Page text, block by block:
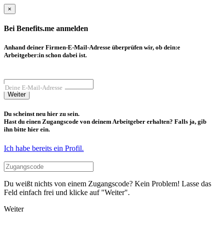
×
Bei Benefits.me anmelden
Anhand deiner Firmen-E-Mail-Adresse überprüfen wir, ob dein:e
Arbeitgeber:in schon dabei ist.
Deine E-Mail-Adresse
Weiter
Du scheinst neu hier zu sein.
Hast du einen Zugangscode von deinem Arbeitgeber erhalten? Falls ja, gib
ihn bitte hier ein.
Ich habe bereits ein Profil.
Du weißt nichts von einem Zugangscode? Kein Problem! Lasse das
Feld einfach frei und klicke auf "Weiter".
Weiter